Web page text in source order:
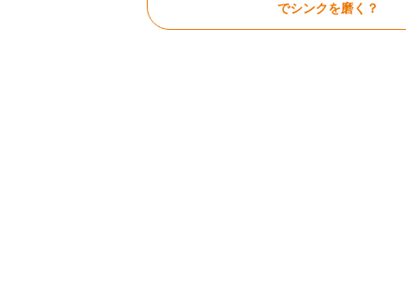
でシンクを磨く？